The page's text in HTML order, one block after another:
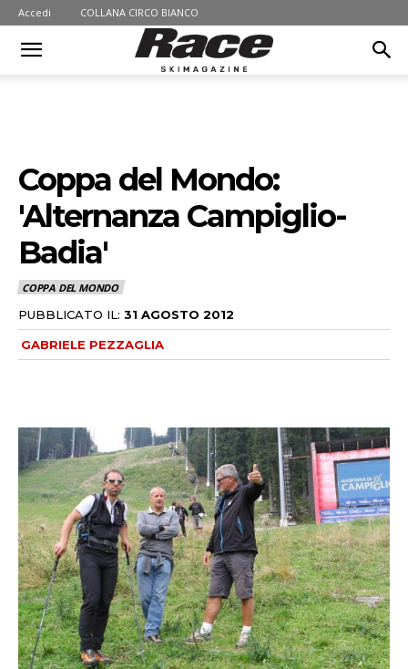
Accedi COLLANA CIRCO BIANCO
Coppa del Mondo:
'Alternanza Campiglio-
Badia'
COPPA DEL MONDO
PUBBLICATO IL: 31 AGOSTO 2012
GABRIELE PEZZAGLIA